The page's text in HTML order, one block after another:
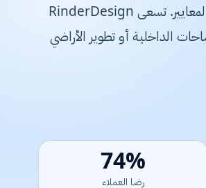
الهندسية المتطورة إلى تنفيذ الأعمال الإنشائية والمقاولات العامة بأعلى المعايير. تسعى RinderDesign
الداخلية أو تطوير الأراضي
98%
رضا العملاء